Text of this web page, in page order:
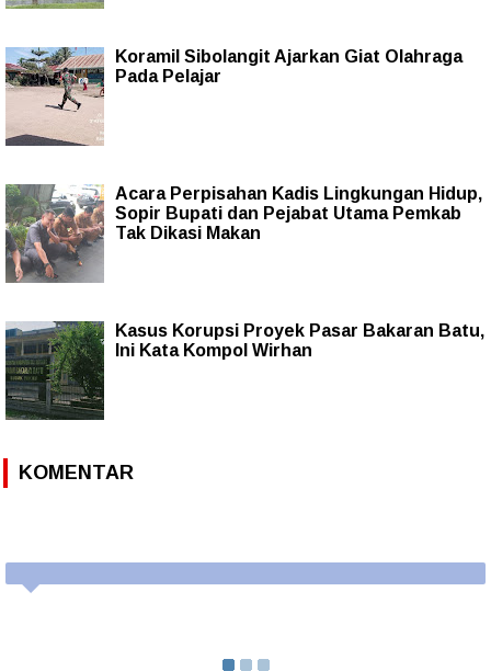
Koramil Sibolangit Ajarkan Giat Olahraga
Pada Pelajar
Acara Perpisahan Kadis Lingkungan Hidup,
Sopir Bupati dan Pejabat Utama Pemkab
Tak Dikasi Makan
Kasus Korupsi Proyek Pasar Bakaran Batu,
Ini Kata Kompol Wirhan
KOMENTAR